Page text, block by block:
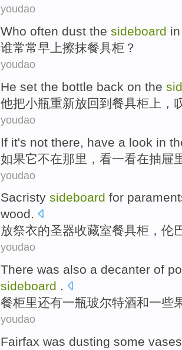
youdao
Who often dust the sideboard
谁常常早上擦抹餐具柜？
youdao
He set the bottle back on the
他把小瓶重新放回到 餐具柜上，
youdao
If it's not there , have a look in
如果它不在那里 ， 看一看在抽屉
youdao
Sacristy sideboard for
wood.
放祭衣的圣器收藏室餐具柜 ， 伦
youdao
There was also a decanter of
sideboard .
餐柜里还有一瓶玻尔特酒和一些
youdao
Fairfax was dusting some vases